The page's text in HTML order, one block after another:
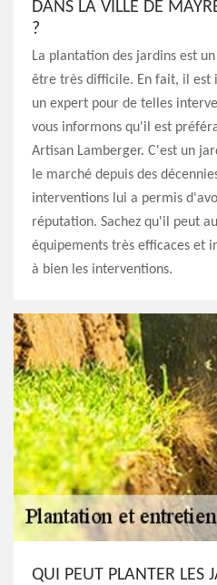
DANS LA VILLE DE
?
La plantation des jardins est
être très difficile. En fait, il est
un expert pour de telles
vous informons qu'il est
Artisan Lamberger. C'est un
le marché depuis des
interventions lui a permis
réputation. Sachez qu'il peut
équipements très efficaces et
à bien les interventions.
QUI PEUT PLANTER LES